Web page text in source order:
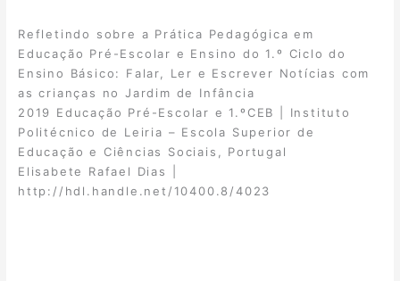
Refletindo sobre a Prática Pedagógica em
Educação Pré-Escolar e Ensino do 1.º Ciclo do
Ensino Básico: Falar, Ler e Escrever Notícias com
as crianças no Jardim de Infância
2019 Educação Pré-Escolar e 1.ºCEB | Instituto
Politécnico de Leiria – Escola Superior de
Educação e Ciências Sociais, Portugal
Elisabete Rafael Dias |
http://hdl.handle.net/10400.8/4023